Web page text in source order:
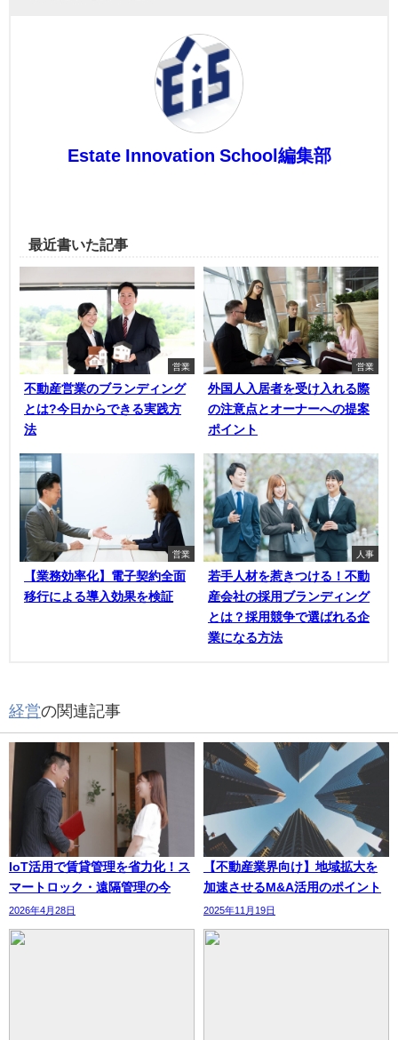
Estate Innovation School編集部
最近書いた記事
営業
不動産営業のブランディング
とは?今日からできる実践方
法
営業
外国人入居者を受け入れる際
の注意点とオーナーへの提案
ポイント
営業
【業務効率化】電子契約全面
移行による導入効果を検証
人事
若手人材を惹きつける！不動
産会社の採用ブランディング
とは？採用競争で選ばれる企
業になる方法
経営の関連記事
IoT活用で賃貸管理を省力化！ス
マートロック・遠隔管理の今
2026年4月28日
【不動産業界向け】地域拡大を
加速させるM&A活用のポイント
2025年11月19日